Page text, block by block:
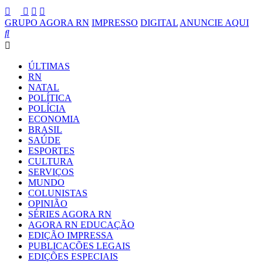
GRUPO AGORA RN IMPRESSO DIGITAL ANUNCIE AQUI
ÚLTIMAS
RN
NATAL
POLÍTICA
POLÍCIA
ECONOMIA
BRASIL
SAÚDE
ESPORTES
CULTURA
SERVIÇOS
MUNDO
COLUNISTAS
OPINIÃO
SÉRIES AGORA RN
AGORA RN EDUCAÇÃO
EDIÇÃO IMPRESSA
PUBLICAÇÕES LEGAIS
EDIÇÕES ESPECIAIS